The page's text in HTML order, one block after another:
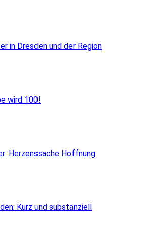
in Dresden und der Region
wird 100!
Herzenssache Hoffnung
Kurz und substanziell